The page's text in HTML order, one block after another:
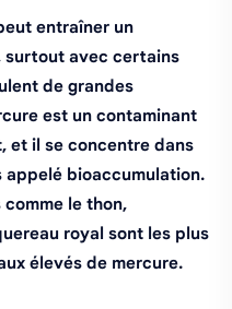
entraîner un
surtout avec certains
de grandes
est un contaminant
et il se concentre dans
appelé bioaccumulation.
le thon,
royal sont les plus
élevés de mercure.